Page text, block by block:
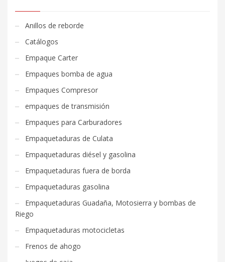
Anillos de reborde
Catálogos
Empaque Carter
Empaques bomba de agua
Empaques Compresor
empaques de transmisión
Empaques para Carburadores
Empaquetaduras de Culata
Empaquetaduras diésel y gasolina
Empaquetaduras fuera de borda
Empaquetaduras gasolina
Empaquetaduras Guadaña, Motosierra y bombas de
Riego
Empaquetaduras motocicletas
Frenos de ahogo